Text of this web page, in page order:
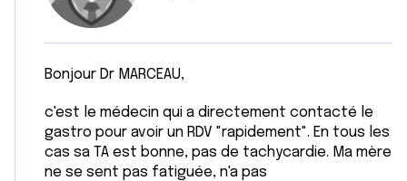
Bonjour Dr MARCEAU,
c'est le médecin qui a directement contacté le
gastro pour avoir un RDV "rapidement". En tous les
cas sa TA est bonne, pas de tachycardie. Ma mère
ne se sent pas fatiguée, n'a pas